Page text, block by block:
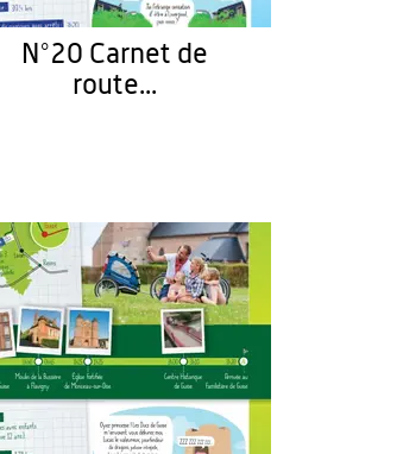
N°20 Carnet de
route...